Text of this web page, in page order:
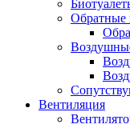
Обратные
Вентиляция